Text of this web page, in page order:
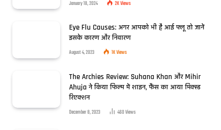
January 18, 2024 2KViews
Eye Flu Causes: अगर आपको भी है आई फ्लू तो जानें
इसके कारण और निवारण
August 4, 2023 1KViews
The Archies Review: Suhana Khan और Mihir
Ahuja ने किया फिल्म में शाइन, फैंस का आया मिक्स्ड
रिएक्शन
December 8, 2023 460Views